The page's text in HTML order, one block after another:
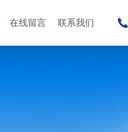
在线留言 联系我们